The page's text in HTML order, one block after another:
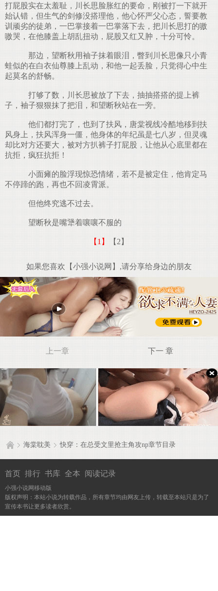
打屁股实在太羞耻，川长思脸胀红的要命，刚被打一下就开
始认错，但生气的剑修没搭理他，他心怀严父心态，誓要教
训顽劣的徒弟，一巴掌接着一巴掌落下去，把川长思打的嗷
嗷哭，在他膝盖上胡乱扭动，屁股又红又肿，十分可怜。
那边，望断秋用袖子抹着眼泪，瞥到川长思像只小青
蛙似的在白衣仙尊膝上乱动，和他一起丢脸，只觉得心中生
起莫名的舒畅。
打够了数，川长思被放了下去，抽抽搭搭的提上裤
子，袖子狠狠抹了把泪，和望断秋站在一旁。
他们都打完了，也到了扶风，唐棠视线冷酷地移到扶
风身上，扶风浑身一僵，他身体的年纪虽是七八岁，但灵魂
却比对方还要大，被对方扒裤子打屁股，让他从心底里都在
抗拒，疯狂抗拒！
小面瘫的脸浮现惊恐情绪，若不是被定住，他肯定马
不停蹄的跑，再也不回凌霄派。
但他终究逃不过去。
望断秋是嘴犟着嚷嚷不服的
【1】 【2】
如果您喜欢【小强小说网】,请分享给身边的朋友
上一章 下一 章
海棠耽美 快穿：在总受文里抢主角攻np章节目录
首页 排行 书库 全本 阅读记录
小强小说网移动版
版权声明：本站小说为转载作品，所有章节均由网友上传，转载至本站只是为了
宣传本书让更多读者欣赏。